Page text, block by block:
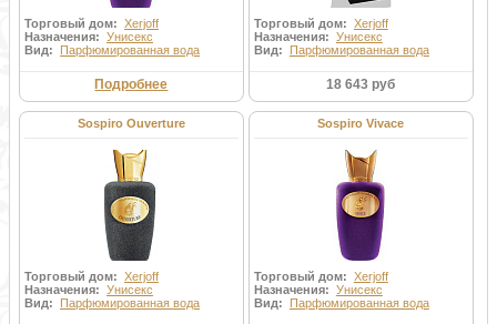
Торговый дом: Xerjoff
Назначения: Унисекс
Вид: Парфюмированная вода
Подробнее
Торговый дом: Xerjoff
Назначения: Унисекс
Вид: Парфюмированная вода
18 643 руб
Sospiro Ouverture
Торговый дом: Xerjoff
Назначения: Унисекс
Вид: Парфюмированная вода
Sospiro Vivace
Торговый дом: Xerjoff
Назначения: Унисекс
Вид: Парфюмированная вода